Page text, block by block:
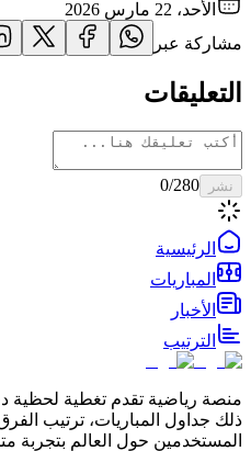
الأحد، 22 مارس 2026
مشاركة عبر
التعليقات
نشر 0/280
الرئيسية
المباريات
الأخبار
الترتيب
منصة رياضية تقدم تغطية لحظية
ذلك جداول المباريات، ترتيب
المستخدمين حول العالم بتجربة